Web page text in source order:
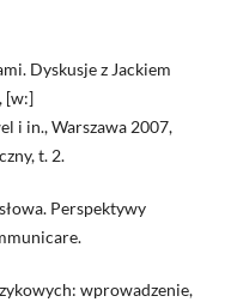
Dyskusje z Jackiem
[w:]
i in., Warszawa 2007,
t. 2.
Perspektywy
wprowadzenie,